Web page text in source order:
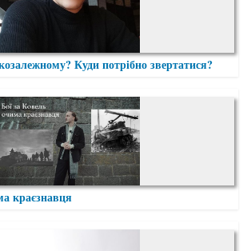
Куди потрібно звертатися?
краєзнавця